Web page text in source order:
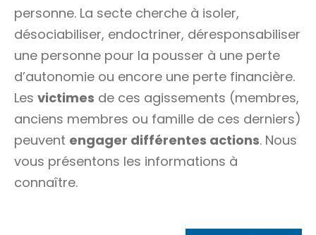
personne. La secte cherche à isoler,
désociabiliser, endoctriner, déresponsabiliser
une personne pour la pousser à une perte
d’autonomie ou encore une perte financière.
Les victimes de ces agissements (membres,
anciens membres ou famille de ces derniers)
peuvent engager différentes actions. Nous
vous présentons les informations à
connaître.